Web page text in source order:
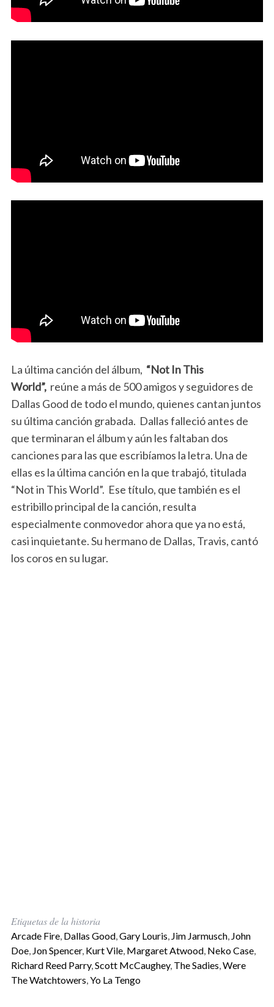
La última canción del álbum, “Not In This
World”, reúne a más de 500 amigos y seguidores de
Dallas Good de todo el mundo, quienes cantan juntos
su última canción grabada. Dallas falleció antes de
que terminaran el álbum y aún les faltaban dos
canciones para las que escribíamos la letra. Una de
ellas es la última canción en la que trabajó, titulada
“Not in This World”. Ese título, que también es el
estribillo principal de la canción, resulta
especialmente conmovedor ahora que ya no está,
casi inquietante. Su hermano de Dallas, Travis, cantó
los coros en su lugar.
Etiquetas de la historia
Arcade Fire, Dallas Good,Gary Louris, Jim Jarmusch, John
Doe, Jon Spencer, Kurt Vile, Margaret Atwood, Neko Case,
Richard Reed Parry,Scott McCaughey, The Sadies,Were
The Watchtowers,Yo La Tengo